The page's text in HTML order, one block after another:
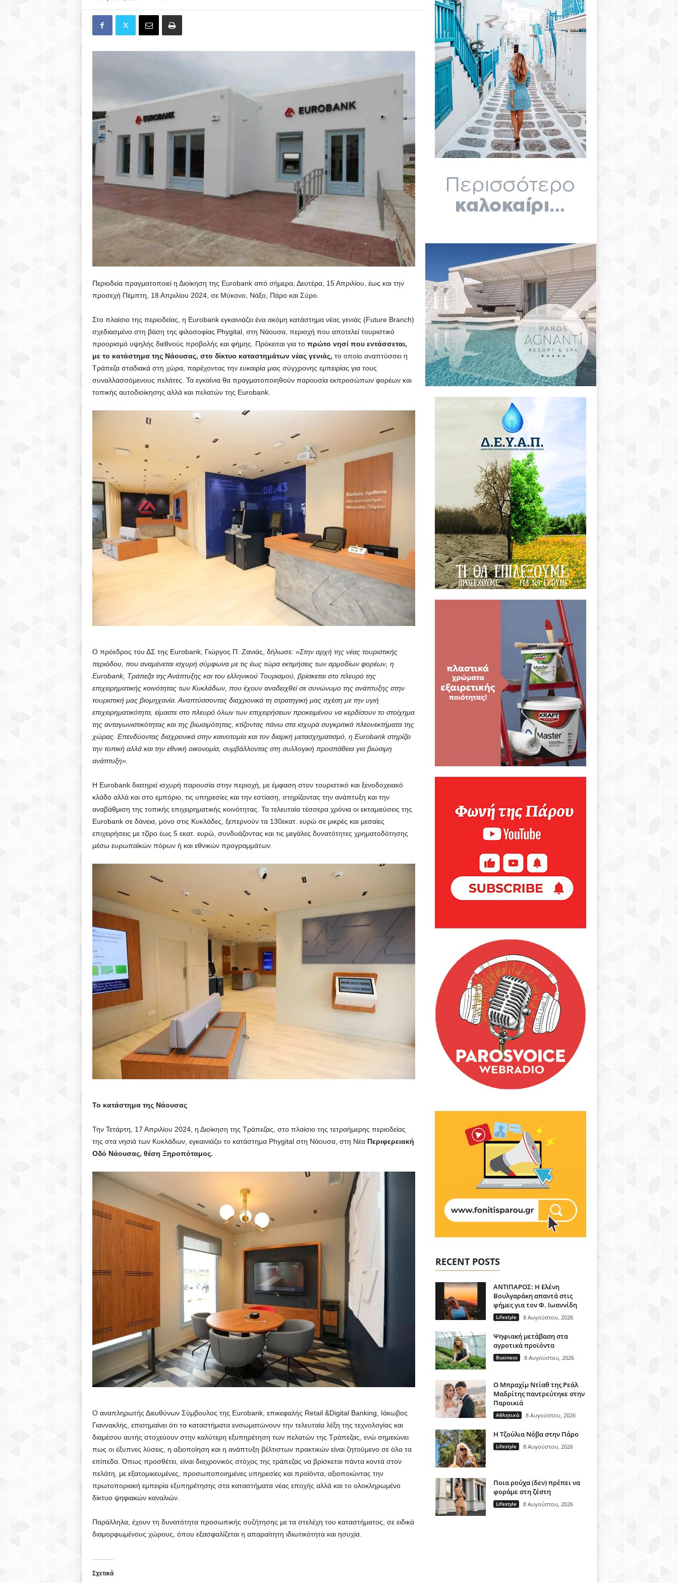
Περιοδεία πραγματοποιεί η Διοίκηση της Eurobank από σήμερα, Δευτέρα, 15 Απριλίου, έως και την
προσεχή Πέμπτη, 18 Απριλίου 2024, σε Μύκονο, Νάξο, Πάρο και Σύρο.
Στο πλαίσιο της περιοδείας, η Eurobank εγκαινιάζει ένα ακόμη κατάστημα νέας γενιάς (Future Branch)
σχεδιασμένο στη βάση της φιλοσοφίας Phygital, στη Νάουσα, περιοχή που αποτελεί τουριστικό
προορισμό υψηλής διεθνούς προβολής και φήμης. Πρόκειται για το πρώτο νησί που εντάσσεται,
με το κατάστημα της Νάουσας, στο δίκτυο καταστημάτων νέας γενιάς, το οποίο αναπτύσσει η
Τράπεζα σταδιακά στη χώρα, παρέχοντας την ευκαιρία μιας σύγχρονης εμπειρίας για τους
συναλλασσόμενους πελάτες. Τα εγκαίνια θα πραγματοποιηθούν παρουσία εκπροσώπων φορέων και
τοπικής αυτοδιοίκησης αλλά και πελατών της Eurobank.
Ο πρόεδρος του ΔΣ της Eurobank, Γιώργος Π. Ζανιάς, δήλωσε: «Στην αρχή της νέας τουριστικής
περιόδου, που αναμένεται ισχυρή σύμφωνα με τις έως τώρα εκτιμήσεις των αρμοδίων φορέων, η
Eurobank, Τράπεζα της Ανάπτυξης και του ελληνικού Τουρισμού, βρίσκεται στο πλευρό της
επιχειρηματικής κοινότητας των Κυκλάδων, που έχουν αναδειχθεί σε συνώνυμο της ανάπτυξης στην
τουριστική μας βιομηχανία. Αναπτύσσοντας διαχρονικά τη στρατηγική μας σχέση με την υγιή
επιχειρηματικότητα, είμαστε στο πλευρό όλων των επιχειρήσεων προκειμένου να κερδίσουν το στοίχημα
της ανταγωνιστικότητας και της βιωσιμότητας, κτίζοντας πάνω στα ισχυρά συγκριτικά πλεονεκτήματα της
χώρας. Επενδύοντας διαχρονικά στην καινοτομία και τον διαρκή μετασχηματισμό, η Eurobankστηρίζει
την τοπική αλλά και την εθνική οικονομία, συμβάλλοντας στη συλλογική προσπάθεια για βιώσιμη
ανάπτυξη».
Η Eurobank διατηρεί ισχυρή παρουσία στην περιοχή, με έμφαση στον τουριστικό και ξενοδοχειακό
κλάδο αλλά και στο εμπόριο, τις υπηρεσίες και την εστίαση, στηρίζοντας την ανάπτυξη και την
αναβάθμιση της τοπικής επιχειρηματικής κοινότητας. Τα τελευταία τέσσερα χρόνια οι εκταμιεύσεις της
Eurobank σε δάνεια, μόνο στις Κυκλάδες, ξεπερνούν τα 130εκατ. ευρώ σε μικρές και μεσαίες
επιχειρήσεις με τζίρο έως 5 εκατ. ευρώ, συνδυάζοντας και τις μεγάλες δυνατότητες χρηματοδότησης
μέσω ευρωπαϊκών πόρων ή και εθνικών προγραμμάτων.
Το κατάστημα της Νάουσας
Την Τετάρτη, 17 Απριλίου 2024, η Διοίκηση της Τράπεζας, στο πλαίσιο της τετραήμερης περιοδείας
της στα νησιά των Κυκλάδων, εγκαινιάζει το κατάστημα Phygital στη Νάουσα, στη Νέα Περιφερειακή
Οδό Νάουσας, θέση Ξηροπόταμος.
Ο αναπληρωτής Διευθύνων Σύμβουλος της Eurobank, επικεφαλής Retail &Digital Banking, Ιάκωβος
Γιαννακλής, επισημαίνει ότι τα καταστήματα ενσωματώνουν την τελευταία λέξη της τεχνολογίας και
διαμέσου αυτής στοχεύουν στην καλύτερη εξυπηρέτηση των πελατών της Τράπεζας, ενώ σημειώνει
πως οι έξυπνες λύσεις, η αξιοποίηση και η ανάπτυξη βέλτιστων πρακτικών είναι ζητούμενο σε όλα τα
επίπεδα. Όπως προσθέτει, είναι διαχρονικός στόχος της τράπεζας να βρίσκεται πάντα κοντά στον
πελάτη, με εξατομικευμένες, προσωποποιημένες υπηρεσίες και προϊόντα, αξιοποιώντας την
πρωτοποριακή εμπειρία εξυπηρέτησης στα καταστήματα νέας εποχής αλλά και το ολοκληρωμένο
δίκτυο ψηφιακών καναλιών.
Παράλληλα, έχουν τη δυνατότητα προσωπικής συζήτησης με τα στελέχη του καταστήματος, σε ειδικά
διαμορφωμένους χώρους, όπου εξασφαλίζεται η απαραίτητη ιδιωτικότητα και ησυχία.
Σχετικά
RECENT POSTS
ΑΝΤΙΠΑΡΟΣ: Η Ελένη
Βουλγαράκη απαντά στις
φήμες για τον Φ. Ιωαννίδη
Lifestyle 8 Αυγούστου, 2026
Ψηφιακή μετάβαση στα
αγροτικά προϊόντα
Business 8 Αυγούστου, 2026
Ο Μπραχίμ Ντίαθ της Ρεάλ
Μαδρίτης παντρεύτηκε στην
Παροικιά
Αθλητικά 8 Αυγούστου, 2026
H Τζούλια Νόβα στην Πάρο
Lifestyle 8 Αυγούστου, 2026
Ποια ρούχα (δεν) πρέπει να
φοράμε στη ζέστη
Lifestyle 8 Αυγούστου, 2026